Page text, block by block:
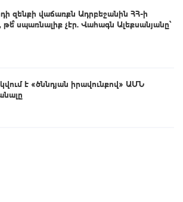
զենքի վաճառքն Ադրբեջանին ՀՀ-ի
սպառնալիք չէր. Վահագն Ալեքսանյանը՝
է «ծննդյան իրավունքով» ԱՄՆ